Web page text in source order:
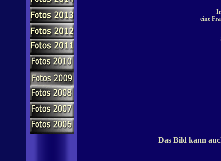
eine
Das Bild kann